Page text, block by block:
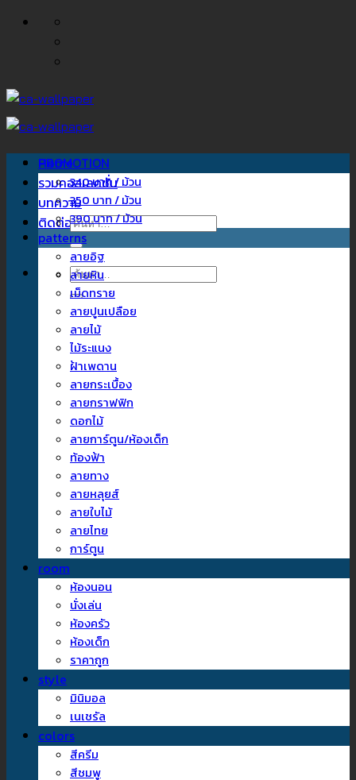
ข้าม
Home
รวมคอลเลคชั่น
บทความ
ติดต่อเรา
ค้นหา:
ค้นหา:
PROMOTION
340 บาท / ม้วน
350 บาท / ม้วน
390 บาท / ม้วน
patterns
ลายอิฐ
ลายหิน
เม็ดทราย
ลายปูนเปลือย
ลายไม้
ไม้ระแนง
ฝ้าเพดาน
ลายกระเบื้อง
ลายกราฟฟิก
ดอกไม้
ลายการ์ตูน/ห้องเด็ก
ท้องฟ้า
ลายทาง
ลายหลุยส์
ลายใบไม้
ลายไทย
การ์ตูน
room
ห้องนอน
นั่งเล่น
ห้องครัว
ห้องเด็ก
ราคาถูก
style
มินิมอล
เนเชรัล
colors
สีครีม
สีชมพู